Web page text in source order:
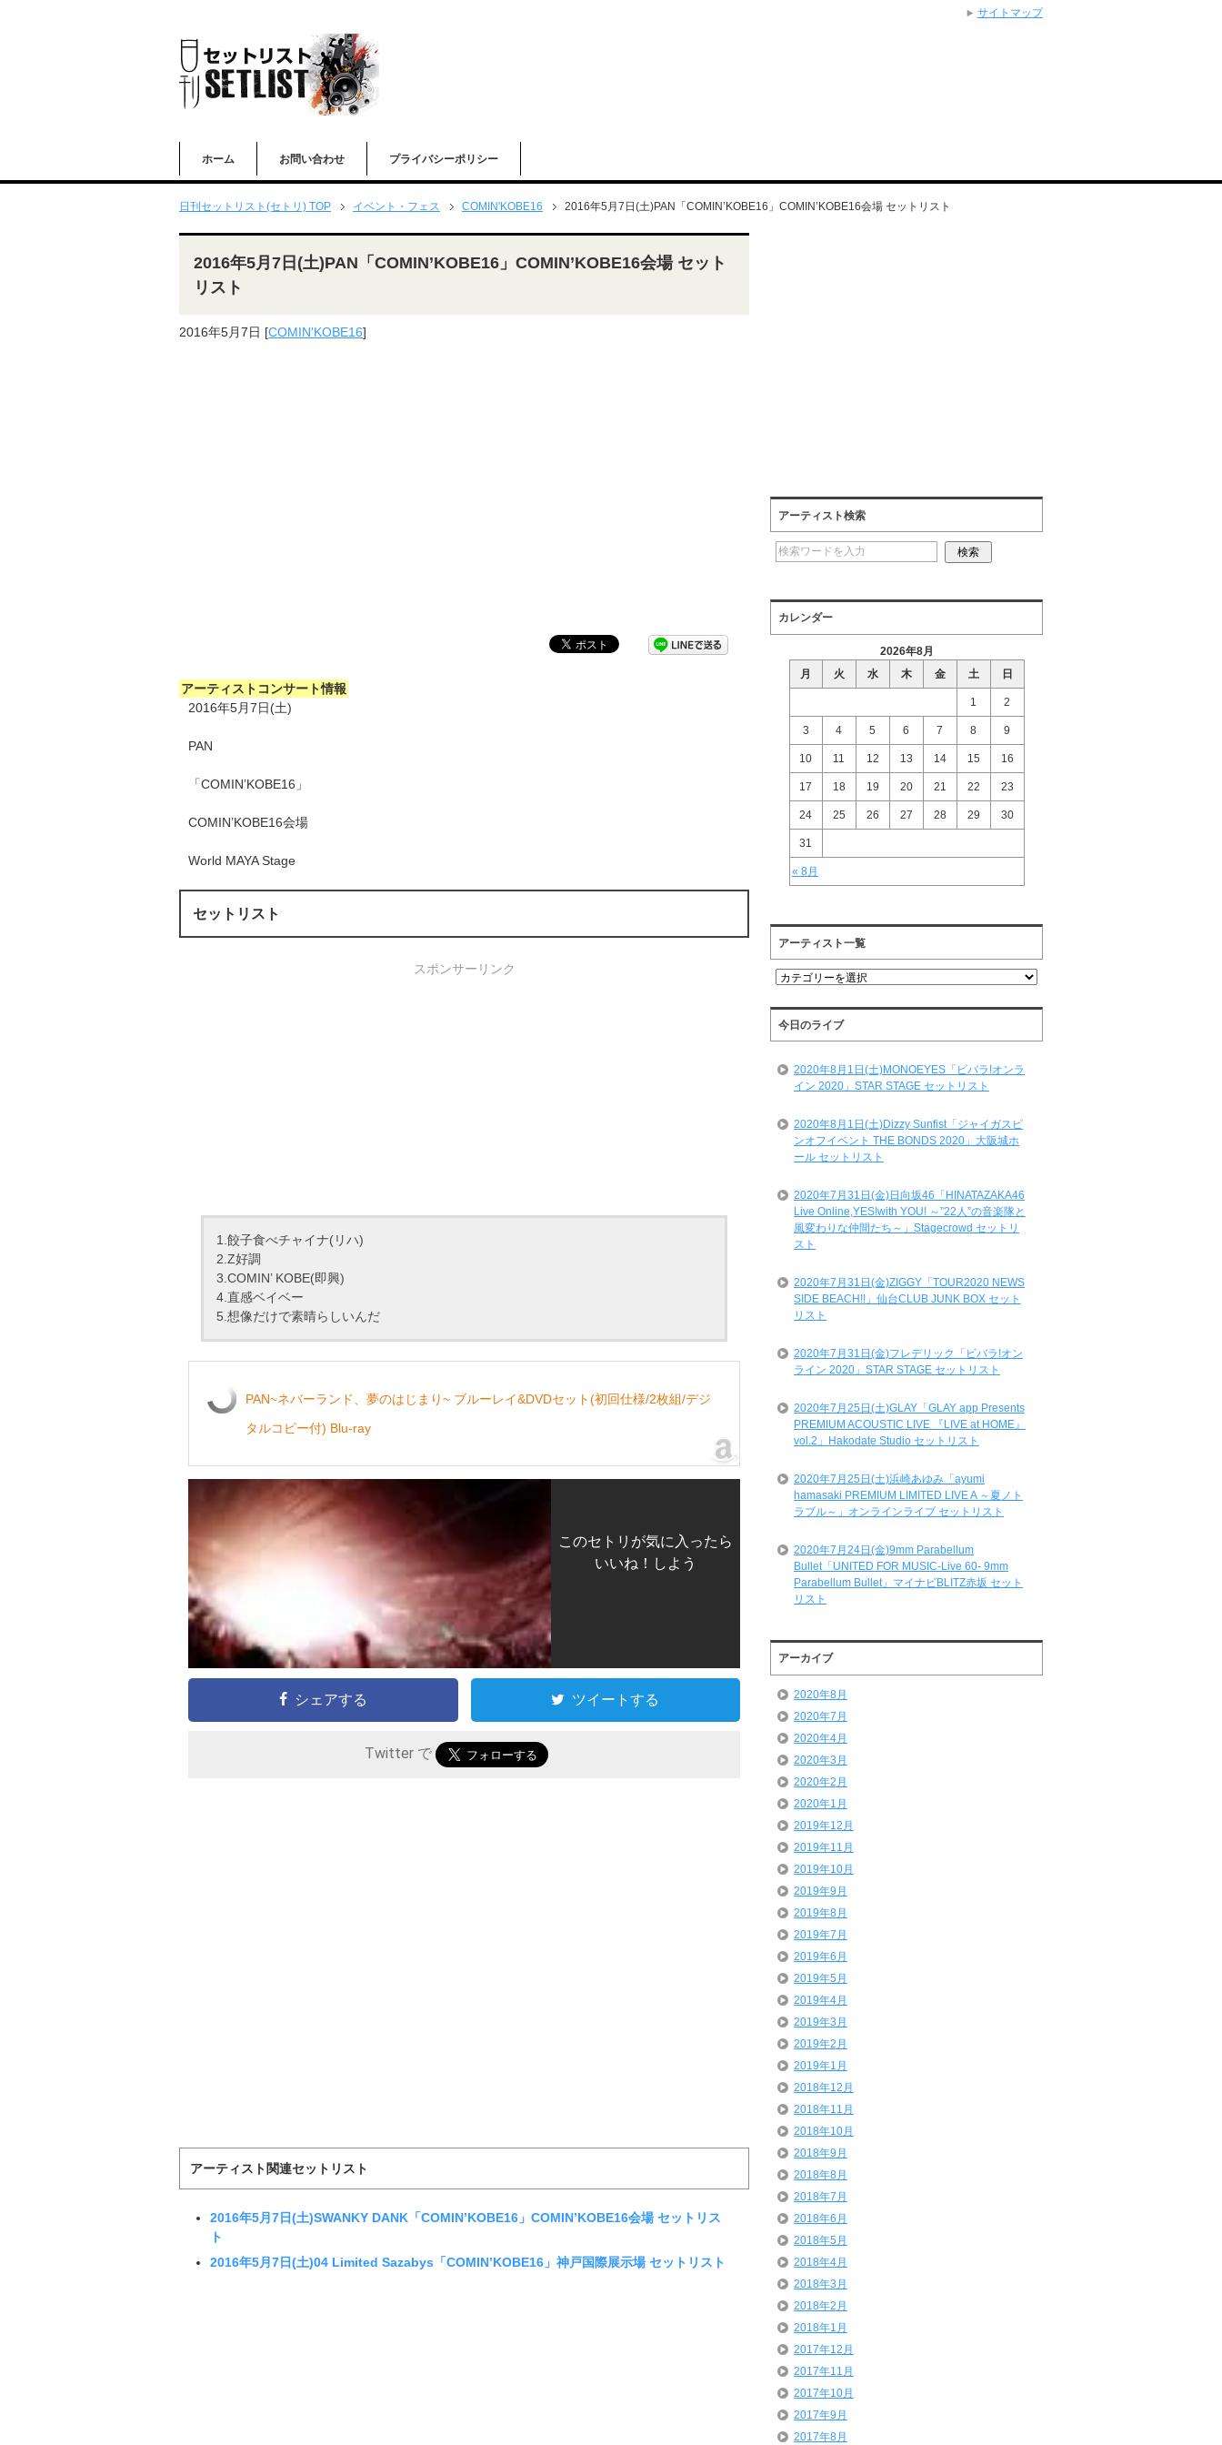
ホーム お問い合わせ プライバシーポリシー
日刊セットリスト(セトリ) TOP イベント・フェス COMIN'KOBE16 2016年5月7日(土)PAN「COMIN’KOBE16」COMIN’KOBE16会場 セットリスト
2016年5月7日(土)PAN「COMIN’KOBE16」COMIN’KOBE16会場 セット
リスト
2016年5月7日 [COMIN'KOBE16]
アーティストコンサート情報
2016年5月7日(土)
PAN
「COMIN’KOBE16」
COMIN’KOBE16会場
World MAYA Stage
セットリスト
スポンサーリンク
1.餃子食べチャイナ(リハ)
2.Z好調
3.COMIN’ KOBE(即興)
4.直感ベイベー
5.想像だけで素晴らしいんだ
PAN~ネバーランド、夢のはじまり~ ブルーレイ&DVDセット(初回仕様/2枚組/デジ
タルコピー付) Blu-ray
このセトリが気に入ったら
いいね！しよう
シェアする ツイートする
Twitter で
アーティスト関連セットリスト
2016年5月7日(土)SWANKY DANK「COMIN’KOBE16」COMIN’KOBE16会場 セットリス
ト
2016年5月7日(土)04 Limited Sazabys「COMIN’KOBE16」神戸国際展示場 セットリスト
アーティスト検索
カレンダー
2026年8月
月
火 水 木 金 土 日
« 8月
1 2
3 4 5 6 7 8 9
10 11 12 13 14 15 16
17 18 19 20 21 22 23
24 25 26 27 28 29 30
31
アーティスト一覧
ア
テ
ィ
ス
一
今日のライブ
2020年8月1日(土)MONOEYES「ビバラ!オンラ
イン 2020」STAR STAGE セットリスト
2020年8月1日(土)Dizzy Sunfist「ジャイガスピ
ンオフイベント THE BONDS 2020」大阪城ホ
ール セットリスト
2020年7月31日(金)日向坂46「HINATAZAKA46
Live Online,YES!with YOU! ～”22人”の音楽隊と
風変わりな仲間たち～」Stagecrowd セットリ
スト
2020年7月31日(金)ZIGGY「TOUR2020 NEWS
SIDE BEACH!!」仙台CLUB JUNK BOX セット
リスト
2020年7月31日(金)フレデリック「ビバラ!オン
ライン 2020」STAR STAGE セットリスト
2020年7月25日(土)GLAY「GLAY app Presents
PREMIUM ACOUSTIC LIVE 『LIVE at HOME』
vol.2」Hakodate Studio セットリスト
2020年7月25日(土)浜崎あゆみ「ayumi
hamasaki PREMIUM LIMITED LIVE A ～夏ノト
ラブル～」オンラインライブ セットリスト
2020年7月24日(金)9mm Parabellum
Bullet「UNITED FOR MUSIC-Live 60- 9mm
Parabellum Bullet」マイナビBLITZ赤坂 セット
リスト
アーカイブ
2020年8月
2020年7月
2020年4月
2020年3月
2020年2月
2020年1月
2019年12月
2019年11月
2019年10月
2019年9月
2019年8月
2019年7月
2019年6月
2019年5月
2019年4月
2019年3月
2019年2月
2019年1月
2018年12月
2018年11月
2018年10月
2018年9月
2018年8月
2018年7月
2018年6月
2018年5月
2018年4月
2018年3月
2018年2月
2018年1月
2017年12月
2017年11月
2017年10月
2017年9月
2017年8月
サイトマップ